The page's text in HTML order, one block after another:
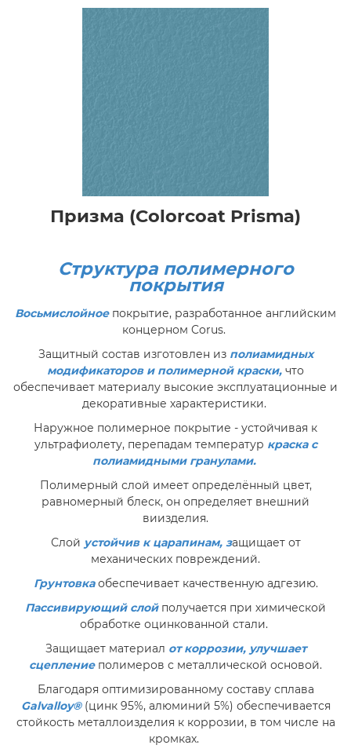
Призма (Colorcoat Prisma)
Структура полимерного
покрытия
Восьмислойное покрытие, разработанное английским
концерном Corus.
Защитный состав изготовлен из полиамидных
модификаторов и полимерной краски, что
обеспечивает материалу высокие эксплуатационные и
декоративные характеристики.
Наружное полимерное покрытие - устойчивая к
ультрафиолету, перепадам температур краска с
полиамидными гранулами.
Полимерный слой имеет определённый цвет,
равномерный блеск, он определяет внешний
виизделия.
Слой устойчив к царапинам, защищает от
механических повреждений.
Грунтовкаобеспечивает качественную адгезию.
Пассивирующий слой получается при химической
обработке оцинкованной стали.
Защищает материал от коррозии, улучшает
сцепление полимеров с металлической основой.
Благодаря оптимизированному составу сплава
Galvalloy®(цинк 95%, алюминий 5%) обеспечивается
стойкость металлоизделия к коррозии, в том числе на
кромках.